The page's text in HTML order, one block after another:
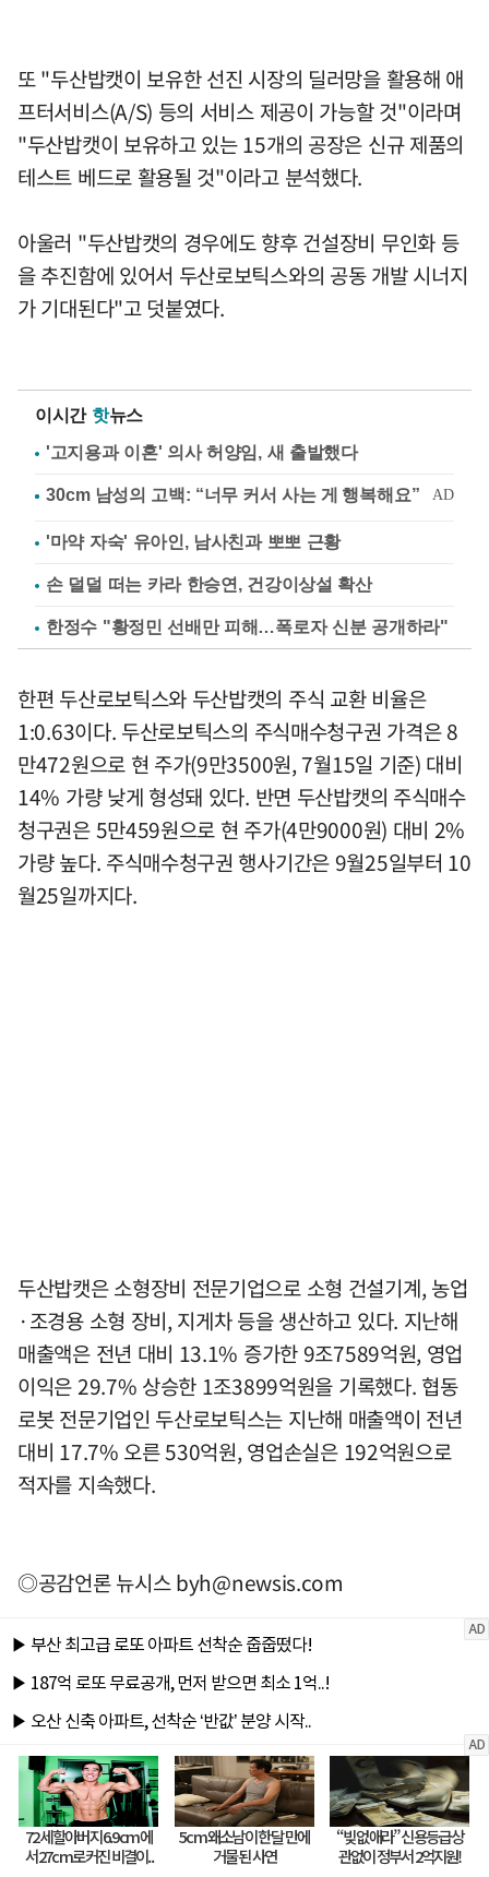
또 "두산밥캣이 보유한 선진 시장의 딜러망을 활용해 애
프터서비스(A/S) 등의 서비스 제공이 가능할 것"이라며
"두산밥캣이 보유하고 있는 15개의 공장은 신규 제품의
테스트 베드로 활용될 것"이라고 분석했다.
아울러 "두산밥캣의 경우에도 향후 건설장비 무인화 등
을 추진함에 있어서 두산로보틱스와의 공동 개발 시너지
가 기대된다"고 덧붙였다.
이시간 핫뉴스
'고지용과 이혼' 의사 허양임, 새 출발했다
'마약 자숙' 유아인, 남사친과 뽀뽀 근황
손 덜덜 떠는 카라 한승연, 건강이상설 확산
한정수 "황정민 선배만 피해…폭로자 신분 공개하라"
한편 두산로보틱스와 두산밥캣의 주식 교환 비율은
1:0.63이다. 두산로보틱스의 주식매수청구권 가격은 8
만472원으로 현 주가(9만3500원, 7월15일 기준) 대비
14% 가량 낮게 형성돼 있다. 반면 두산밥캣의 주식매수
청구권은 5만459원으로 현 주가(4만9000원) 대비 2%
가량 높다. 주식매수청구권 행사기간은 9월25일부터 10
월25일까지다.
두산밥캣은 소형장비 전문기업으로 소형 건설기계, 농업
·조경용 소형 장비, 지게차 등을 생산하고 있다. 지난해
매출액은 전년 대비 13.1% 증가한 9조7589억원, 영업
이익은 29.7% 상승한 1조3899억원을 기록했다. 협동
로봇 전문기업인 두산로보틱스는 지난해 매출액이 전년
대비 17.7% 오른 530억원, 영업손실은 192억원으로
적자를 지속했다.
◎공감언론 뉴시스byh@newsis.com